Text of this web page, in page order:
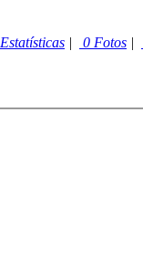
Estatísticas | 0 Fotos |